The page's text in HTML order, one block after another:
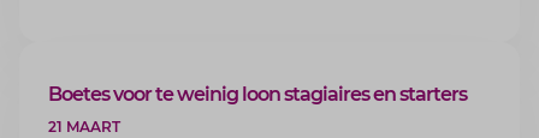
ARTIKEL
Boetes voor te weinig loon stagiaires en starters
21 MAART